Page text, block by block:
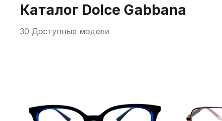
Каталог Dolce Gabbana
30 Доступные модели